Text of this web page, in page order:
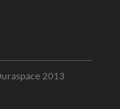
2013